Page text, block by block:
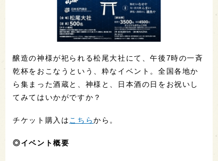
醸造の神様が祀られる松尾大社にて、午後7時の一斉
乾杯をおこなうという、粋なイベント。全国各地か
ら集まった酒蔵と、神様と、日本酒の日をお祝いし
てみてはいかがですか？
チケット購入は こちらから。
◎イベント概要